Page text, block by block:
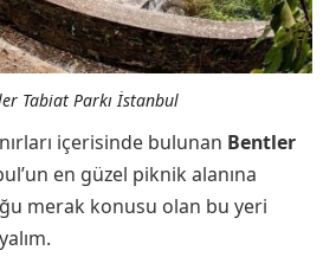
Tabiat Parkı İstanbul
içerisinde bulunan Bentler
en güzel piknik alanına
merak konusu olan bu yeri